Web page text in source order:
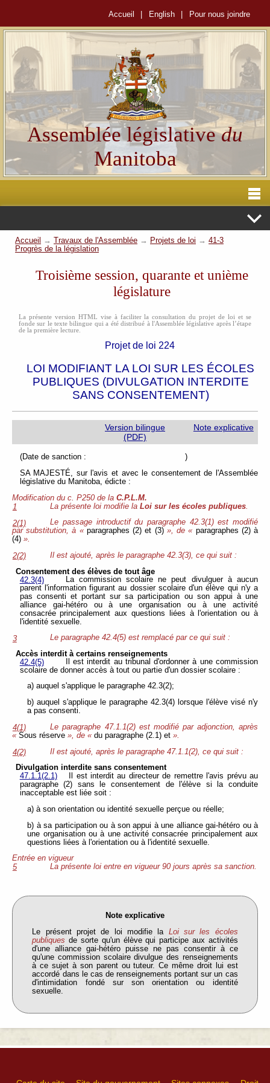
Accueil English Pour nous joindre
Assemblée législativedu
Manitoba
Accueil → Travaux de l'Assemblée → Projets de loi → 41-3
Progrès de la législation
Troisième session, quarante et unième
législature
La présente version HTML vise à faciliter la consultation du projet de loi et se
fonde sur le texte bilingue qui a été distribué à l'Assemblée législative après l’étape
de la première lecture.
Projet de loi 224
LOI MODIFIANT LA LOI SUR LES ÉCOLES
PUBLIQUES (DIVULGATION INTERDITE
SANS CONSENTEMENT)
Version bilingue
(PDF)
Note explicative
(Date de sanction : )
SA MAJESTÉ, sur l'avis et avec le consentement de l'Assemblée
législative du Manitoba, édicte :
Modification du c. P250 de la C.P.L.M.
1
La présente loi modifie laLoi sur les écoles publiques
2(1)
Le passage introductif du paragraphe 42.3(1) est modifié
par substitution, à «paragraphes (2) et (3) », de « paragraphes (2) à
(4) ».
2(2)
Il est ajouté, après le paragraphe 42.3(3), ce qui suit :
Consentement des élèves de tout âge
42.3(4)
La commission scolaire ne peut divulguer à aucun
parent l'information figurant au dossier scolaire d'un élève qui n'y a
pas consenti et portant sur sa participation ou son appui à une
alliance gai-hétéro ou à une organisation ou à une activité
consacrée principalement aux questions liées à l'orientation ou à
l'identité sexuelle.
3
Le paragraphe 42.4(5) est remplacé par ce qui suit :
Accès interdit à certains renseignements
42.4(5)
Il est interdit au tribunal d'ordonner à une commission
scolaire de donner accès à tout ou partie d'un dossier scolaire :
a) auquel s'applique le paragraphe 42.3(2);
b) auquel s'applique le paragraphe 42.3(4) lorsque l'élève visé n'y
a pas consenti.
4(1)
Le paragraphe 47.1.1(2) est modifié par adjonction, après
« Sous réserve », de « du paragraphe (2.1) et ».
4(2)
Il est ajouté, après le paragraphe 47.1.1(2), ce qui suit :
Divulgation interdite sans consentement
47.1.1(2.1)Il est interdit au directeur de remettre l'avis prévu au
paragraphe (2) sans le consentement de l'élève si la conduite
inacceptable est liée soit :
a) à son orientation ou identité sexuelle perçue ou réelle;
b) à sa participation ou à son appui à une alliance gai-hétéro ou à
une organisation ou à une activité consacrée principalement aux
questions liées à l'orientation ou à l'identité sexuelle.
Entrée en vigueur
5
La présente loi entre en vigueur 90 jours après sa sanction.
Note explicative
Le présent projet de loi modifie la Loi sur les écoles
publiques de sorte qu'un élève qui participe aux activités
d'une alliance gai-hétéro puisse ne pas consentir à ce
qu'une commission scolaire divulgue des renseignements
à ce sujet à son parent ou tuteur. Ce même droit lui est
accordé dans le cas de renseignements portant sur un cas
d'intimidation fondé sur son orientation ou identité
sexuelle.